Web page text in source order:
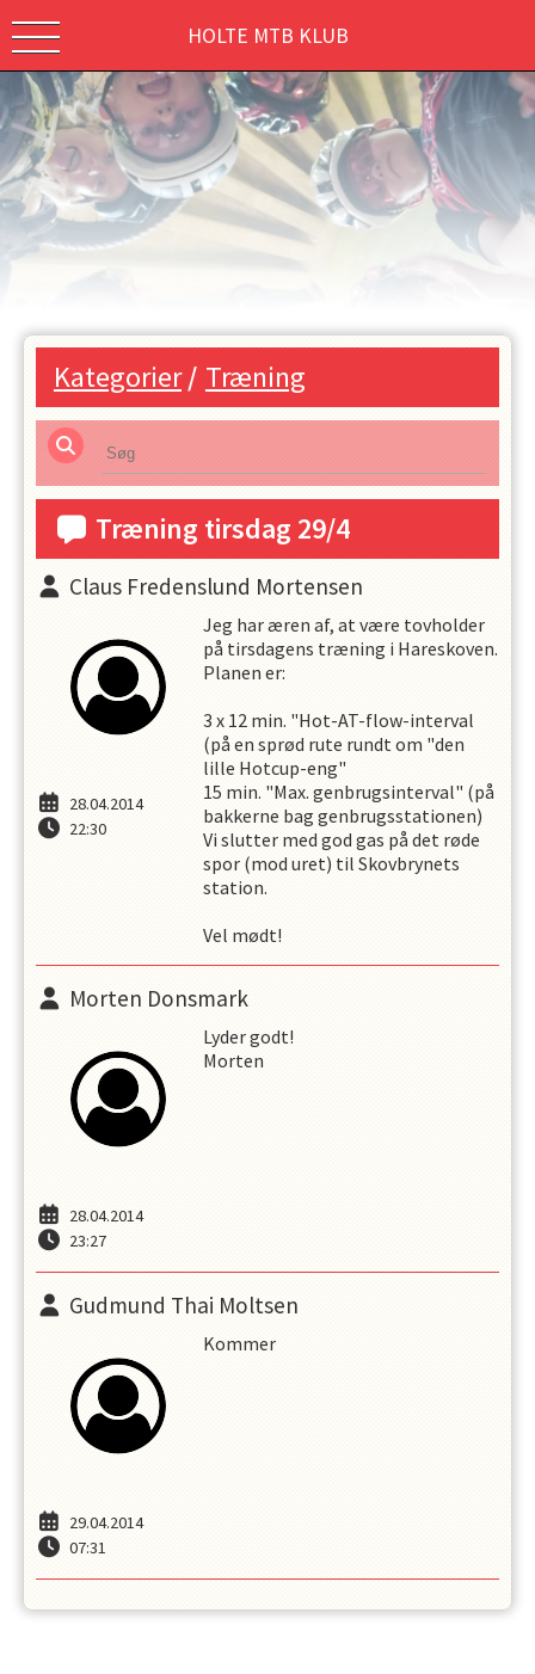
HOLTE MTB KLUB
Kategorier/ Træning
Træning tirsdag 29/4
Claus Fredenslund Mortensen
28.04.2014
22:30
Jeg har æren af, at være tovholder
på tirsdagens træning i Hareskoven.
Planen er:
3 x 12 min. "Hot-AT-flow-interval
(på en sprød rute rundt om "den
lille Hotcup-eng"
15 min. "Max. genbrugsinterval" (på
bakkerne bag genbrugsstationen)
Vi slutter med god gas på det røde
spor (mod uret) til Skovbrynets
station.
Vel mødt!
Morten Donsmark
28.04.2014
23:27
Lyder godt!
Morten
Gudmund Thai Moltsen
29.04.2014
07:31
Kommer